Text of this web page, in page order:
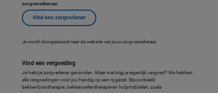
zorgverzekeraar.
Vind een zorgverlener
Je wordt doorgestuurd naar de website van jouw zorgverzekeraar.
Vind een vergoeding
Je hebt je zorgverlener gevonden. Maar wat krijg je eigenlijk vergoed? We hebben
alle vergoedingen voor jou handig op een rij gezet. Bijvoorbeeld
bekkenfysiotherapie, bekkenoefentherapie en hulpmiddelen, zoals